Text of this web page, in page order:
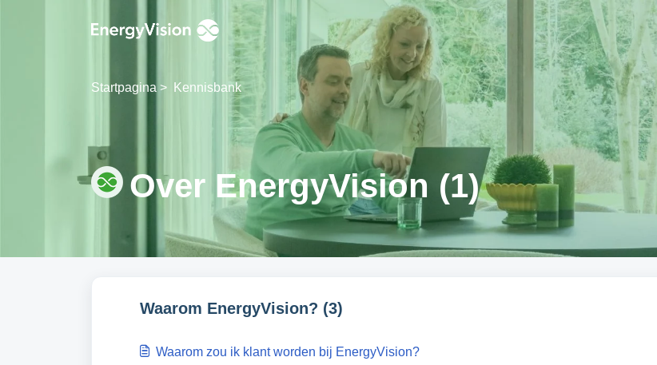
Doorgaan naar hoofdinhoud
Startpagina > Kennisbank
Over EnergyVision (1)
Waarom EnergyVision? (3)
Waarom zou ik klant worden bij EnergyVision?